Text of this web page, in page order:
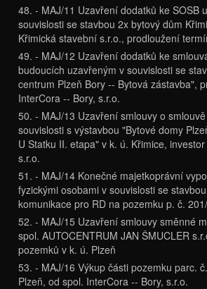
48. - MAJ/11 Uzavření dodatků ke SOSB
souvislosti se stavbou 2x bytový dům
Křimická stavební s.r.o., prodloužení
49. - MAJ/12 Uzavření dodatků ke
budoucích uzavřeným v souvislosti se
centrum Plzeň Bory -- Bytová zástavba",
InterCora -- Bory, s.r.o.
50. - MAJ/13 Uzavření smlouvy o
souvislosti s výstavbou "Bytové domy
U Statku II. etapa" v k. ú. Křimice,
s.r.o.
51. - MAJ/14 Konečné majetkoprávní
fyzickými osobami v souvislosti se
komunikace pro RD na pozemku p. č.
52. - MAJ/15 Uzavření smlouvy směnné
spol. AUTOCENTRUM JAN ŠMUCLER
pozemků v k. ú. Plzeň
53. - MAJ/16 Výkup části pozemku parc.
Plzeň, od spol. InterCora -- Bory, s.r.o.